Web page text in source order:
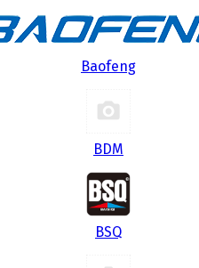
Baofeng
BDM
BSQ